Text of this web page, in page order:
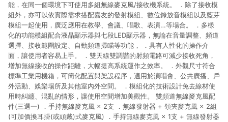
能，在同一個環境下可使用多組無線麥克風/接收機系統。 ．除了接收模
組外，亦可以依實際需求搭配嘉友的發射模組、數位錄放音模組以及藍芽
模組一起使用，廣泛應用在教學、會議、唱歌、表演…等場合。 ．多樣
化的功能模組配合液晶顯示器與七段LED顯示器，無論在音量調整、頻道
選擇、接收範圍設定、自動頻道掃瞄等功能， ．具有人性化的操作介
面，讓使用者容易上手。 ．雙天線雙調諧的射頻電路可減少接收死角，
增加無線接收的操作距離，大幅提高系統運作之效率。 ．外觀尺寸符合
標準工業用機箱，可簡化配置與架設程序，適用於演唱會、公共廣播、戶
外活動、娛樂場所及其他室內外空間。 ．模組化的技術設計免去線材使
用時糾纏、混亂的情形，讓使用空間增加美觀性。 雙頻道無線麥克風配
件(三選一) ．手持無線麥克風 × 2支 ．無線發射器 + 領夾麥克風 × 2組
(可加價換耳掛(或頭戴)式麥克風) ．手持無線麥克風 × 1支 + 無線發射器